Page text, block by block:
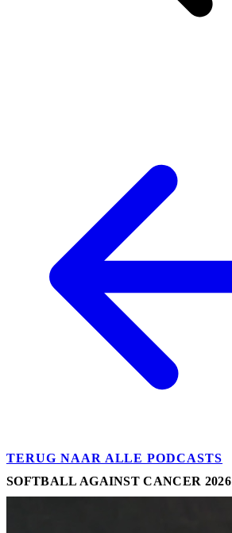
TERUG NAAR ALLE PODCASTS
SOFTBALL AGAINST CANCER 2026